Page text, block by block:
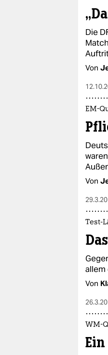
Die
Von
EM-
Von
Test-
allem
Von
WM-